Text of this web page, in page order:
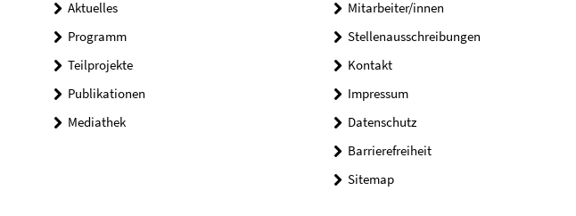
Aktuelles
Programm
Teilprojekte
Publikationen
Mediathek
Mitarbeiter/innen
Stellenausschreibungen
Kontakt
Impressum
Datenschutz
Barrierefreiheit
Sitemap